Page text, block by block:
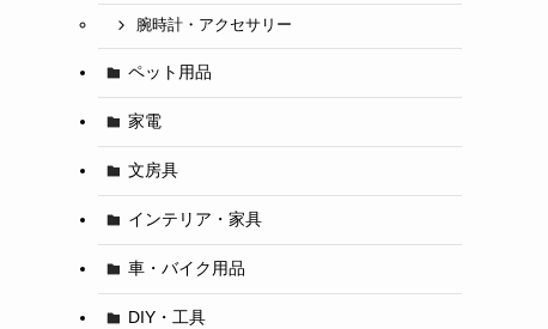
腕時計・アクセサリー
ペット用品
家電
文房具
インテリア・家具
車・バイク用品
DIY・工具